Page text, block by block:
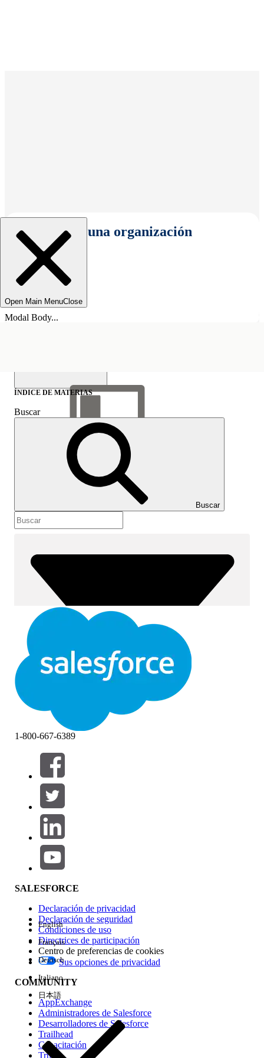
Seleccionar una organización
Open Main MenuClose
Modal Body...
Mostrar índice de
materias
Índice de materias
ÍNDICE DE MATERIAS
Buscar
Buscar
Filtros (0)
SELECCIONAR FILTROS
Área de productos
Repercusión de función
Edición
Experiencia
1-800-667-6389
SALESFORCE
Declaración de privacidad
Declaración de seguridad
Condiciones de uso
Directrices de participación
Centro de preferencias de cookies
Sus opciones de privacidad
COMMUNITY
AppExchange
Administradores de Salesforce
Desarrolladores de Salesforce
Trailhead
Capacitación
Trust
English
Français
Deutsch
Italiano
日本語